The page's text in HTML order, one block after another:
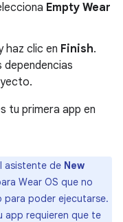
Empty Wear
haz clic en Finish.
dependencias
tu primera app en
asistente de New
Wear OS que no
poder ejecutarse.
app requieren que te